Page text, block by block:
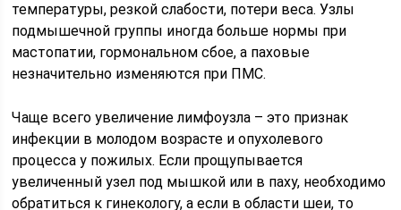
температуры, резкой слабости, потери веса. Узлы
подмышечной группы иногда больше нормы при
мастопатии, гормональном сбое, а паховые
незначительно изменяются при ПМС.
Чаще всего увеличение лимфоузла – это признак
инфекции в молодом возрасте и опухолевого
процесса у пожилых. Если прощупывается
увеличенный узел под мышкой или в паху, необходимо
обратиться к гинекологу, а если в области шеи, то